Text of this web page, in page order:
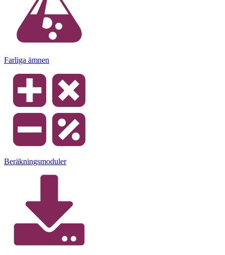
Farliga ämnen
Beräkningsmoduler